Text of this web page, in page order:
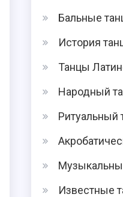
Бальные
История
Танцы
Народный
Ритуальный
Известные